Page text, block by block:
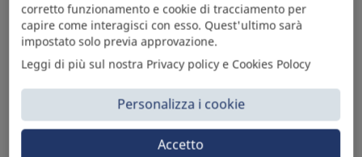
Sì Parts S.r.l. è leader nella distribuzione e vendita di
accessori per veicoli off-highway. Riconosciuto in tutto
il mondo per l’elevato standard qualitativo dei prodotti a
corretto funzionamento e cookie di tracciamento per
capire come interagisci con esso. Quest'ultimo sarà
impostato solo previa approvazione.
Leggi di più sul nostra Privacy policy e Cookies Polocy
Personalizza i cookie
Accetto